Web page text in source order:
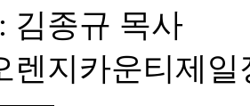
김종규 목사
렌지카운티제일